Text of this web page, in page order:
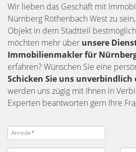
Wir lieben das Geschäft mit
Nürnberg Röthenbach West zu
Objekt in dem Stadtteil
möchten mehr über unsere
Immobilienmakler für
erfahren? Wünschen Sie eine
Schicken Sie uns
werden uns zügig mit Ihnen in
Experten beantworten gern Ihre